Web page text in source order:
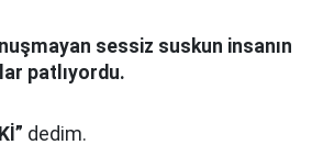
sessiz suskun insanın
patlıyordu.
dedim.